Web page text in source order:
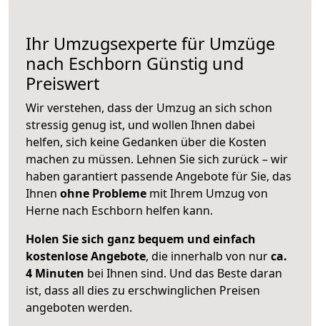
Ihr Umzugsexperte für Umzüge
nach Eschborn Günstig und
Preiswert
Wir verstehen, dass der Umzug an sich schon
stressig genug ist, und wollen Ihnen dabei
helfen, sich keine Gedanken über die Kosten
machen zu müssen. Lehnen Sie sich zurück – wir
haben garantiert passende Angebote für Sie, das
Ihnen ohne Probleme mit Ihrem Umzug von
Herne nach Eschborn helfen kann.
Holen Sie sich ganz bequem und einfach
kostenlose Angebote, die innerhalb von nurca.
4 Minuten bei Ihnen sind. Und das Beste daran
ist, dass all dies zu erschwinglichen Preisen
angeboten werden.